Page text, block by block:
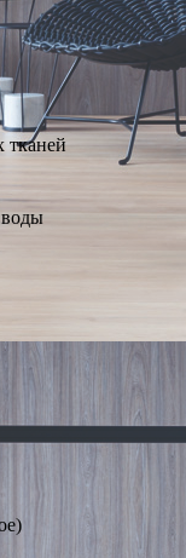
тканей
воды